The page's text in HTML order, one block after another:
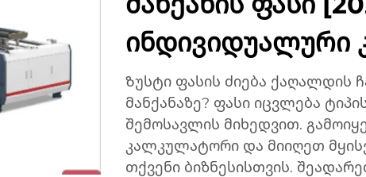
ინდივიდუალური
Ზუსტი ფასის ძიება ქაღალდის
მანქანაზე? ფასი იცვლება
შემოსავლის მიხედვით.
კალკულატორი და მიიღეთ
თქვენი ბიზნესისთვის.